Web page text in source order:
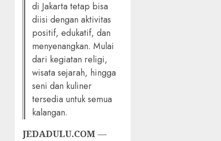
di Jakarta tetap bisa
diisi dengan aktivitas
positif, edukatif, dan
menyenangkan. Mulai
dari kegiatan religi,
wisata sejarah, hingga
seni dan kuliner
tersedia untuk semua
kalangan.
JEDADULU.COM —